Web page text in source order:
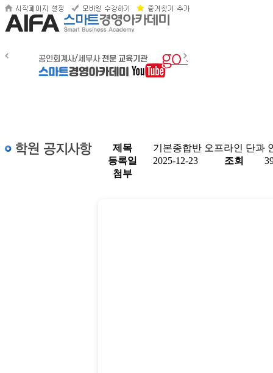
제목
기본종합반 오프라인 단과
등록일
2025-12-23 조회
첨부